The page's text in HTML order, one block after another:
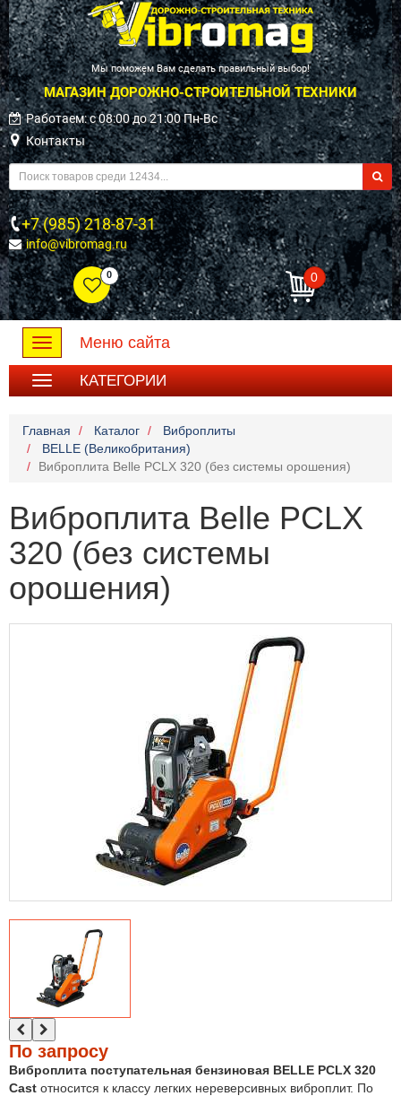
Мы поможем Вам сделать правильный выбор!
МАГАЗИН ДОРОЖНО-СТРОИТЕЛЬНОЙ ТЕХНИКИ
Работаем: c 08:00 до 21:00 Пн-Вс
Контакты
+7 (985) 218-87-31
info@vibromag.ru
0 0
Toggle
navigation
Меню сайта
КАТЕГОРИИ
Главная Каталог
Виброплиты
BELLE (Великобритания)
Виброплита Belle PCLX 320 (без системы орошения)
Виброплита Belle PCLX
320 (без системы
орошения)
По запросу
Виброплита поступательная бензиновая BELLE PCLX 320
Cast относится к классу легких нереверсивных виброплит. По